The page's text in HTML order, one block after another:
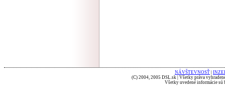
NÁVŠTEVNOSŤ
(C) 2004, 2005 DSL.sk | Všetky práva
Všetky uvedené informácie sú